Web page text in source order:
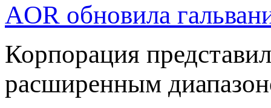
AOR обновила
Корпорация
расширенным